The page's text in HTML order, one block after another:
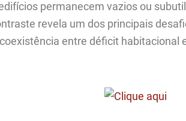
permanecem vazios ou
revela um dos principais
entre déficit habitacional